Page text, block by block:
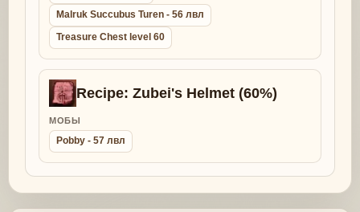
Malruk Succubus Turen - 56 лвл
Treasure Chest level 60
Recipe: Zubei's Helmet (60%)
МОБЫ
Pobby - 57 лвл